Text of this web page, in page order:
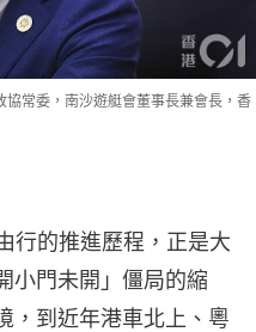
常委，南沙遊艇會董事長兼會長，香
行的推進歷程，正是大
小門未開」僵局的縮
，到近年港車北上、粵